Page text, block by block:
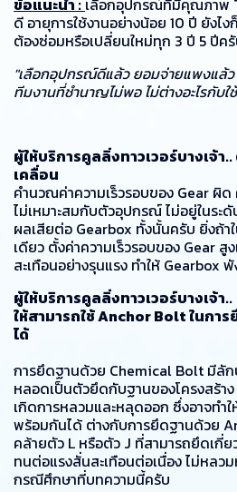
ข้อแนะนำ : เลือกอุปกรณ์ที่มีคุณภาพ
ดี อายุการใช้งานอย่างน้อย 10 ปี ยังไ
ต้องซ่อมหรือเปลี่ยนใหม่ทุก 3 ปี 5 ปีค
"เลือกอุปกรณ์ดีแล้ว ยอมจ่ายแพงแล้
ทีมงานที่ชำนาญไม่พอ ไม่ต่างอะไรกับ
ผู้ให้บริการคูลลิ่งทาวเวอร์บางเจ้า
เคลื่อน
คำนวณค่าความเร็วรอบของ Gear ผิ
ไม่เหมาะสมกับตัวอุปกรณ์ ไม่อยู่ในระ
ผลเสียต่อ Gearbox ทั้งนั้นครับ ยิ่ง
เดียว ตั้งค่าความเร็วรอบของ Gear สู
สะเทือนอย่างรุนแรง ทำให้ Gearbox
ผู้ให้บริการคูลลิ่งทาวเวอร์บางเจ้
ให้สามารถใช้ Anchor Bolt ในกา
ได้
การยึดฐานด้วย Chemical Bolt มีลัก
หลอดเป็นตัวยึดกับฐานของโครงสร้าง
เกิดการหลวมและหลุดออก ซึ่งอาจทำ
พร้อมกันได้ ต่างกับการยึดฐานด้วย
คล้ายตัว L หรือตัว J ที่สามารถยึดเกี่
ทนต่อแรงสั่นสะเทือนต่อเนื่อง ไม่หลว
กรณีศึกษาที่บทความนี้ครับ